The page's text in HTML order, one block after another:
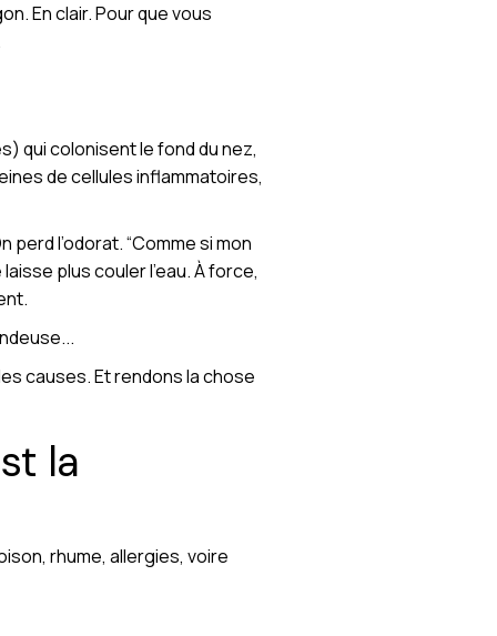
En clair. Pour que vous
qui colonisent le fond du nez,
de cellules inflammatoires,
l’odorat. “Comme si mon
plus couler l’eau. À force,
causes. Et rendons la chose
la
rhume, allergies, voire